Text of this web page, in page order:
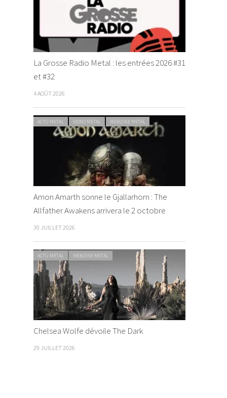
La Grosse Radio Metal : les entrées 2026 #31
et #32
4 AOÛT 2026
ACTU METAL VIDEO METAL WEBZINE METAL
Amon Amarth sonne le Gjallarhorn : The
Allfather Awakens arrivera le 2 octobre
30 JUILLET 2026
ACTU METAL WEBZINE METAL
Chelsea Wolfe dévoile The Dark
29 JUILLET 2026